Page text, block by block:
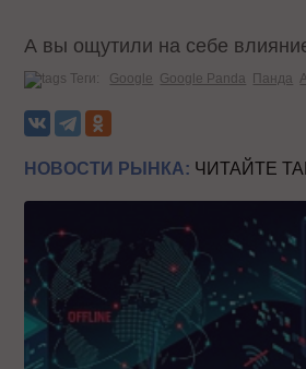
А вы ощутили на себе
Теги: Google Google Panda Панда
НОВОСТИ РЫНКА: ЧИТАЙТЕ